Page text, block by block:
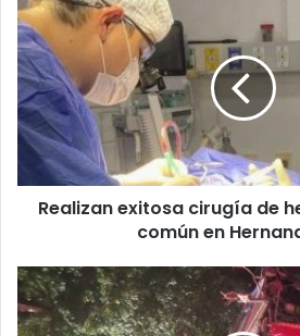
Realizan exitosa cirugía de
común en